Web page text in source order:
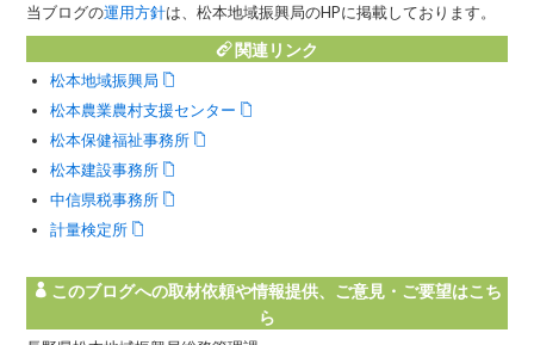
当ブログの運用方針は、松本地域振興局のHPに掲載しております。
関連リンク
松本地域振興局
松本農業農村支援センター
松本保健福祉事務所
松本建設事務所
中信県税事務所
計量検定所
このブログへの取材依頼や情報提供、ご意見・ご要望はこち
ら